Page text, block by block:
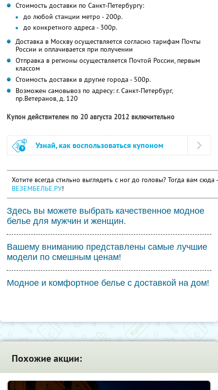
Стоимость доставки по Санкт-Петербургу:
до любой станции метро - 200р.
до конкретного адреса - 300р.
Доставка в Москву осуществляется согласно тарифам Почты
России и оплачивается при получении
Отправка в регионы осуществляется Почтой России, первым
классом
Стоимость доставки в другие города - 500р.
Возможен самовывоз по адресу: г. Санкт-Петербург,
пр.Ветеранов, д. 120
Купон действителен по 20 августа 2012 включительно
Узнай, как воспользоваться купоном
Хотите всегда стильно выглядеть с ног до головы? Тогда вам сюда
ВЕЗЕМБЕЛЬЕ.РУ!
Здесь вы можете выбрать качественное модное
белье для мужчин и женщин.
Вашему вниманию представлены самые лучшие
модели по смешным ценам!
Модное и комфортное белье с доставкой на дом!
Похожие акции: